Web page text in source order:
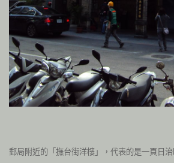
郵局附近的「撫台街洋樓」，代表的是一頁日治